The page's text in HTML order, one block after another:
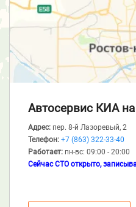
Автосервис КИА
Адрес: пер. 8-й Лазоревый, 2
Телефон: +7 (863) 322-33-40
Работает: пн-вс: 09:00 - 20:00
Сейчас СТО открыто,